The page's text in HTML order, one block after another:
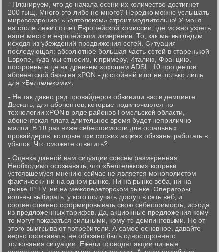
- Планируем, что до начала осени их количество достигнет
200 тыщ. Много это либо не много? Нередко можно услышать
мировоззрение: «Белтелеком» строит медлительно! У меня
на столе лежит отчет Европейской комиссии, где можно узреть
наше место в европейском измерении. То, как мы выглядим
исходя из убеждений продвижения сетей. Ситуация
последующая: абсолютное большая часть сетей в старенькой
Европе, куда мы относим, к примеру, Италию, Францию,
построены еще на древнем хорошем ADSL. 10 процентов
абонентской базы на xPON - достойный итог не только лишь
для «Белтелекома».
- Не так давно ряд провайдеров обвинили вас в демпинге.
Дескать, для абонентов, которые подключаются по
технологии xPON в ряде районов Гомельской области,
абонентская плата длительное время будет неприлично
малой. В 10 раз ниже себестоимости для остальных
провайдеров, которые при схожих акциях обязаны работать в
убыток. Что сможете ответить?
- Оценка данной нам ситуации совсем размеренная.
Необходимо осознавать, что «Белтелеком» вопреки
устоявшемуся мнению сейчас не является монополистом
фактически ни на одном рынке. Ни на рынке веба, ни на
рынке IP TV, ни на межоператорском рынке. Операторы
вольны выбирать, у кого получать доступ в сеть веб, и
соответственно сформировывать свою себестоимость, исходя
из предложенных тарифов. Да, акционные предложения кому-
то могут показаться сильными, кому-то демпинговыми. Но от
этого выигрывают потребители. А самое основное, давайте
верно осознавать: не обязано быть одностороннего
толкования ситуации. Ежели проводят акции личные